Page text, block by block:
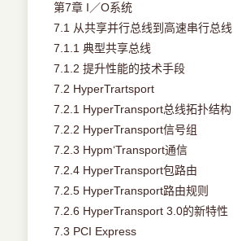
第7章 I／O系统
7.1 从共享并行总线到高速串行总线
7.1.1 典型共享总线
7.1.2 提升性能的技术手段
7.2 HyperTrartsport
7.2.1 HyperTransport总线拓扑结构
7.2.2 HyperTransport信号组
7.2.3 Hypm‘Transport通信
7.2.4 HyperTransport包路由
7.2.5 HyperTransport路由规则
7.2.6 HyperTransport 3.0的新特性
7.3 PCI Express